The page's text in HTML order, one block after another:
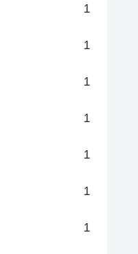
1
1
1
1
1
1
1